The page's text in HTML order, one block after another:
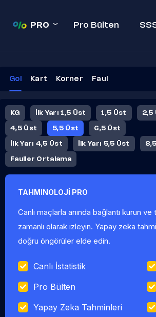
PRO Pro Bülten
Gol Kart Korner Faul
KG İlk Yarı 1,5 Üst 1,5 Üst 2,5
4,5 Üst 5,5 Üst 6,5 Üst
İlk Yarı 4,5 Üst İlk Yarı 5,5 Üst
Fauller Ortalama
TAHMINOLOJİ PRO
Canlı maçlarla anında bağlantı kurun
zamanlı olarak izleyin. Yapay zeka
doğru öngörüler elde edin.
Canlı İstatistik
Pro Bülten
Yapay Zeka Tahminleri